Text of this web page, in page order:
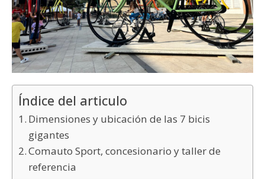
Índice del articulo
Dimensiones y ubicación de las 7 bicis
gigantes
Comauto Sport, concesionario y taller de
referencia